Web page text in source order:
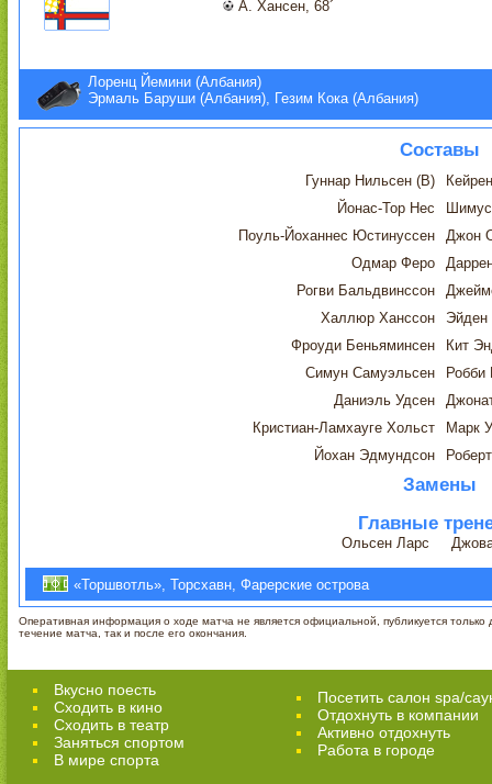
А. Хансен, 68´
Лоренц Йемини (Албания)
Эрмаль Баруши (Албания), Гезим Кока (Албания)
Составы
Гуннар Нильсен (В)
Йонас-Тор Нес
Поуль-Йоханнес Юстинуссен
Джон
Одмар Феро
Рогви Бальдвинссон
Халлюр Ханссон
Эйден
Фроуди Беньяминсен
Кит
Симун Самуэльсен
Робби
Даниэль Удсен
Кристиан-Ламхауге Хольст
Марк
Йохан Эдмундсон
Замены
Главные
Ольсен Ларс
«Торшвотль», Торсхавн, Фарерские острова
Оперативная информация о ходе матча не является официальной, публикуется только
течение матча, так и после его окончания.
Вкусно поесть
Сходить в кино
Cходить в театр
Заняться спортом
В мире спорта
Посетить салон spa/
Отдохнуть в компании
Активно отдохнуть
Работа в городе